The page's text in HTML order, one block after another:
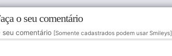
o seu comentário
seu comentário [Somente cadastrados podem usar Smileys]